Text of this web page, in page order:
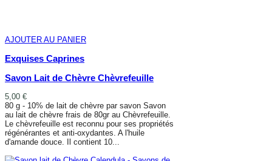
AJOUTER AU PANIER
Exquises Caprines
Savon Lait de Chèvre Chèvrefeuille
5,00 €
80 g - 10% de lait de chèvre par savon Savon
au lait de chèvre frais de 80gr au Chèvrefeuille.
Le chèvrefeuille est reconnu pour ses propriétés
régénérantes et anti-oxydantes. A l'huile
d'amande douce. Il contient 10...